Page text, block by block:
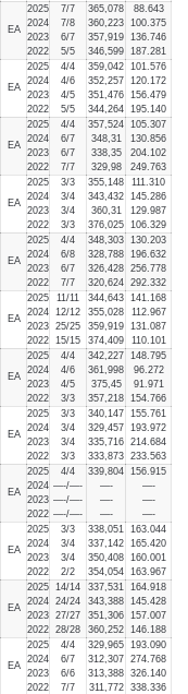
EA
2025
2024
2023
2022
7/7
7/8
6/7
5/5
365,078
360,223
357,919
346,599
88.643
100.375
136.746
187.281
EA
2025
2024
2023
2022
4/4
4/6
4/5
5/5
359,042
352,257
351,476
344,264
101.576
120.172
156.479
195.140
EA
2025
2024
2023
2022
4/4
6/7
6/7
7/7
357,524
348,31
338,35
329,98
105.307
130.856
204.102
249.763
EA
2025
2024
2023
2022
3/3
3/4
3/4
3/3
355,148
343,432
360,31
376,025
111.310
145.286
129.987
106.329
EA
2025
2024
2023
2022
4/4
6/8
6/7
7/7
348,303
328,788
326,428
320,624
130.203
196.632
256.778
292.332
EA
2025
2024
2023
2022
11/11
12/12
25/25
15/15
344,643
355,028
359,919
374,409
141.168
112.967
131.087
110.101
EA
2025
2024
2023
2022
4/4
4/6
4/5
3/3
342,227
361,998
375,45
357,218
148.795
96.272
91.971
154.766
EA
2025
2024
2023
2022
3/3
3/4
3/4
3/3
340,147
329,457
335,716
333,873
155.761
193.972
214.684
233.563
EA
2025
2024
2023
2022
4/4
—-/—-
—-/—-
—-/—-
339,804
—-
—-
—-
156.915
—-
—-
—-
EA
2025
2024
2023
2022
3/3
3/4
3/4
2/2
338,051
337,142
350,408
354,054
163.044
165.420
160.001
163.967
EA
2025
2024
2023
2022
14/14
24/24
27/27
28/28
337,531
343,388
351,306
360,252
164.918
145.428
157.007
146.188
EA
2025
2024
2023
2022
4/4
6/7
6/6
7/7
329,965
312,307
313,388
311,772
193.090
274.768
326.140
338.336